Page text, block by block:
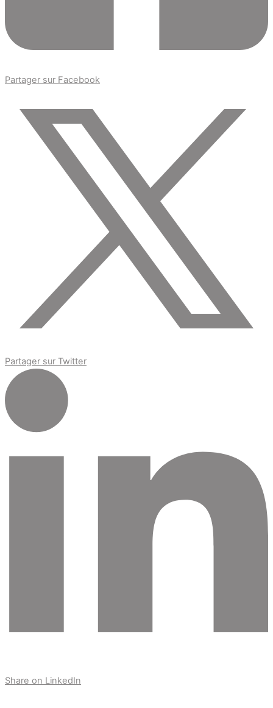
Partager sur Facebook
Partager sur Twitter
Share on LinkedIn